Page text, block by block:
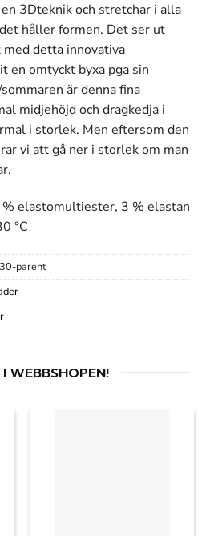
3Dteknik och stretchar i alla
håller formen. Det ser ut
detta innovativa
en omtyckt byxa pga sin
är denna fina
midjehöjd och dragkedja i
i storlek. Men eftersom den
vi att gå ner i storlek om man
elastomultiester, 3 % elastan
°C
parent
WEBBSHOPEN!